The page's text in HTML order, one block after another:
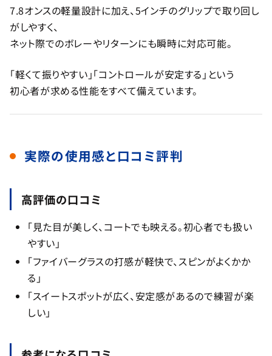
7.8オンスの軽量設計に加え、5インチのグリップで取り回し
がしやすく、
ネット際でのボレーやリターンにも瞬時に対応可能。
「軽くて振りやすい」「コントロールが安定する」という
初心者が求める性能をすべて備えています。
実際の使用感と口コミ評判
高評価の口コミ
「見た目が美しく、コートでも映える。初心者でも扱い
やすい」
「ファイバーグラスの打感が軽快で、スピンがよくかか
る」
「スイートスポットが広く、安定感があるので練習が楽
しい」